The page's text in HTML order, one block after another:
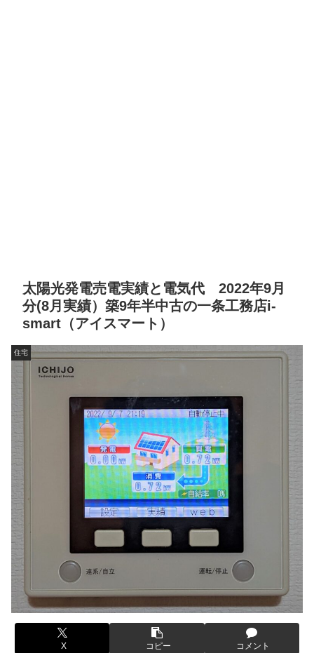
太陽光発電売電実績と電気代 2022年9月
分(8月実績）築9年半中古の一条工務店i-
smart（アイスマート）
住宅
X コピー コメント